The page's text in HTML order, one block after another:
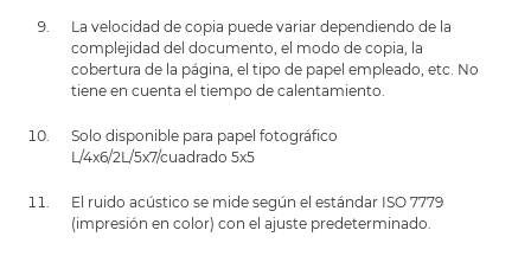
La velocidad de copia puede variar dependiendo de la
complejidad del documento, el modo de copia, la
cobertura de la página, el tipo de papel empleado, etc. No
tiene en cuenta el tiempo de calentamiento.
Solo disponible para papel fotográfico
L/4x6/2L/5x7/cuadrado 5x5
El ruido acústico se mide según el estándar ISO 7779
(impresión en color) con el ajuste predeterminado.